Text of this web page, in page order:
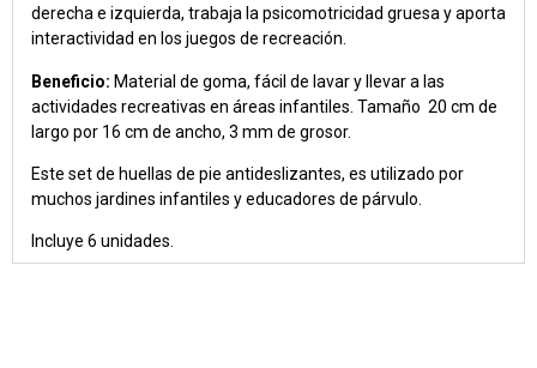
derecha e izquierda, trabaja la psicomotricidad gruesa y aporta
interactividad en los juegos de recreación.
Beneficio: Material de goma, fácil de lavar y llevar a las
actividades recreativas en áreas infantiles. Tamaño 20 cm de
largo por 16 cm de ancho, 3 mm de grosor.
Este set de huellas de pie antideslizantes, es utilizado por
muchos jardines infantiles y educadores de párvulo.
Incluye 6 unidades.